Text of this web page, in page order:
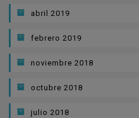
abril 2019
febrero 2019
noviembre 2018
octubre 2018
julio 2018